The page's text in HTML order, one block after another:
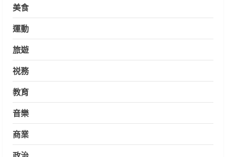
美食
運動
旅遊
祱務
教育
音樂
商業